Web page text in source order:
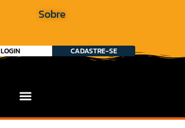
Sobre
LOGIN CADASTRE-SE